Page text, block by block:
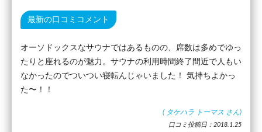
最新の口コミコメント
オーソドックスなサウナではあるものの、席数は多めでゆっ
たりと座れるのが魅力。サウナの利用時間終了間近で人もい
なかったのでついつい寝転んじゃいました！ 気持ちよかっ
た〜！！
( タケハラ トーマス さん)
口コミ投稿日：2018.1.25